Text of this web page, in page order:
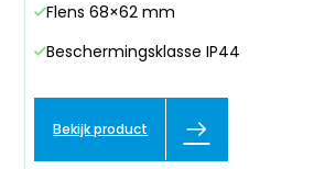
Flens 68×62 mm
Beschermingsklasse IP44
Bekijk product